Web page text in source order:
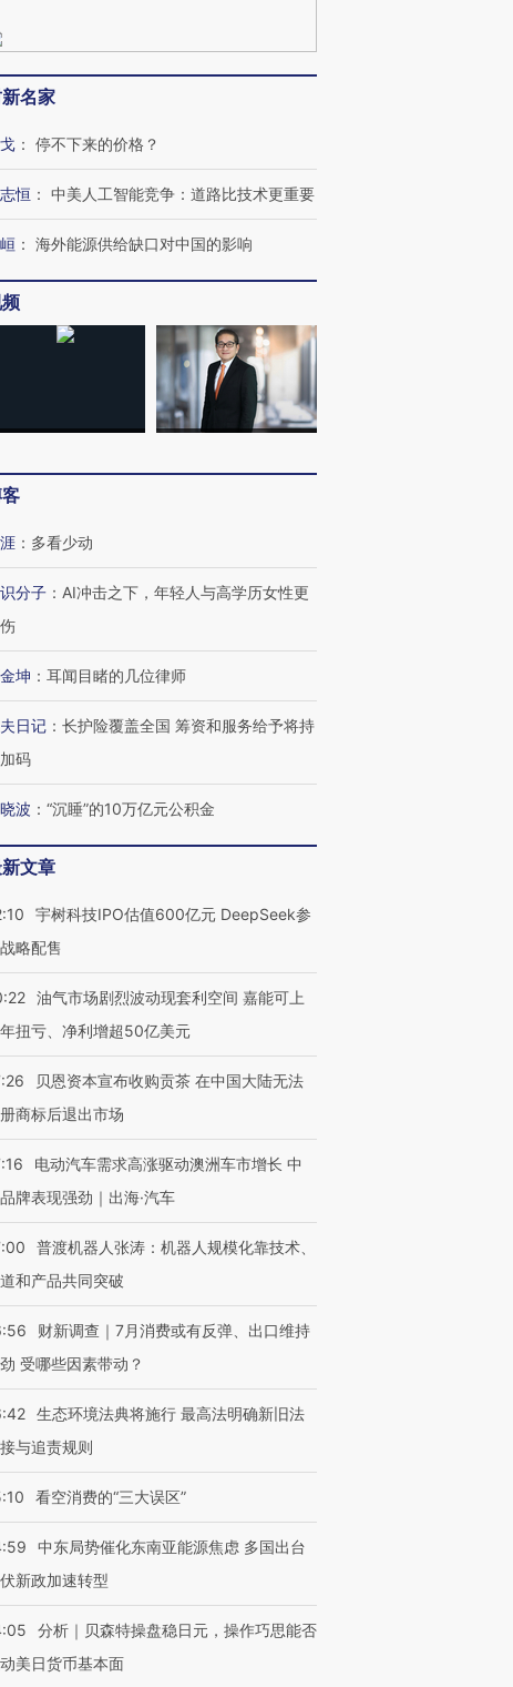
的吸金
”？
进第四届链博
有意思的生活方式·第三对
【商旅对话】华住集团
住三大增长引擎是什么？
名家
： 停不下来的价格？
恒 ： 中美人工智能竞争：道路比技术更重要
： 海外能源供给缺口对中国的影响
： 多看少动
分子 ： AI冲击之下，年轻人与高学历女性更
坤 ： 耳闻目睹的几位律师
日记 ： 长护险覆盖全国 筹资和服务给予将持
码
波 ： “沉睡”的10万亿元公积金
文章
宇树科技IPO估值600亿元 DeepSeek参
略配售
油气市场剧烈波动现套利空间 嘉能可上
扭亏、净利增超50亿美元
贝恩资本宣布收购贡茶 在中国大陆无法
商标后退出市场
电动汽车需求高涨驱动澳洲车市增长 中
牌表现强劲｜出海·汽车
普渡机器人张涛：机器人规模化靠技术、
和产品共同突破
财新调查｜7月消费或有反弹、出口维持
受哪些因素带动？
生态环境法典将施行 最高法明确新旧法
与追责规则
看空消费的“三大误区”
中东局势催化东南亚能源焦虑 多国出台
新政加速转型
分析｜贝森特操盘稳日元，操作巧思能否
美日货币基本面